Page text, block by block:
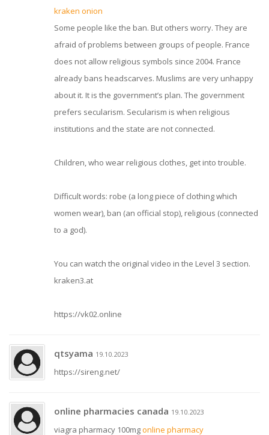
kraken onion
Some people like the ban. But others worry. They are
afraid of problems between groups of people. France
does not allow religious symbols since 2004. France
already bans headscarves. Muslims are very unhappy
about it. It is the government’s plan. The government
prefers secularism. Secularism is when religious
institutions and the state are not connected.
Children, who wear religious clothes, get into trouble.
Difficult words: robe (a long piece of clothing which
women wear), ban (an official stop), religious (connected
to a god).
You can watch the original video in the Level 3 section.
kraken3.at
https://vk02.online
qtsyama 19.10.2023
https://sireng.net/
online pharmacies canada 19.10.2023
viagra pharmacy 100mgonline pharmacy